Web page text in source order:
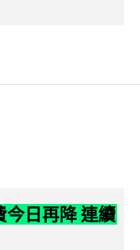
今日再降 連續